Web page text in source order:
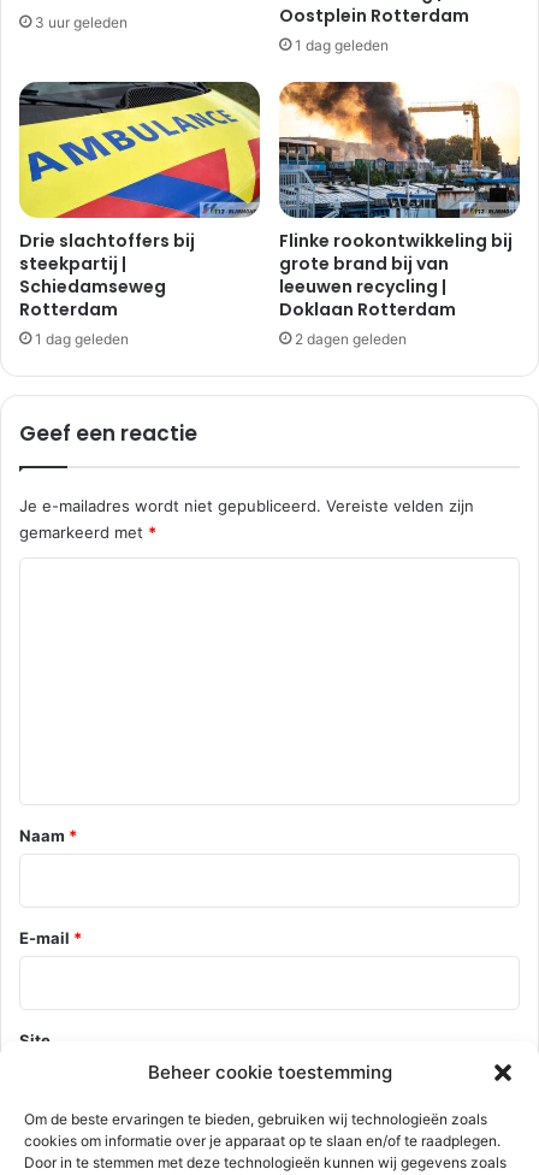
Beheer cookie toestemming
Om de beste ervaringen te bieden, gebruiken wij technologieën zoals
cookies om informatie over je apparaat op te slaan en/of te raadplegen.
Door in te stemmen met deze technologieën kunnen wij gegevens zoals
3 uur geleden
Oostplein Rotterdam
1 dag geleden
Drie slachtoffers bij
steekpartij |
Schiedamseweg
Rotterdam
1 dag geleden
Flinke rookontwikkeling bij
grote brand bij van
leeuwen recycling |
Doklaan Rotterdam
2 dagen geleden
Geef een reactie
Je e-mailadres wordt niet gepubliceerd. Vereiste velden zijn
gemarkeerd met *
*
Naam *
E-mail *
Site
Mijn naam, e-mail en site opslaan in deze browser voor de